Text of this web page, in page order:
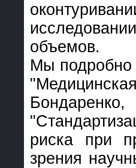
объемов.
Мы подробно
риска при
зрения